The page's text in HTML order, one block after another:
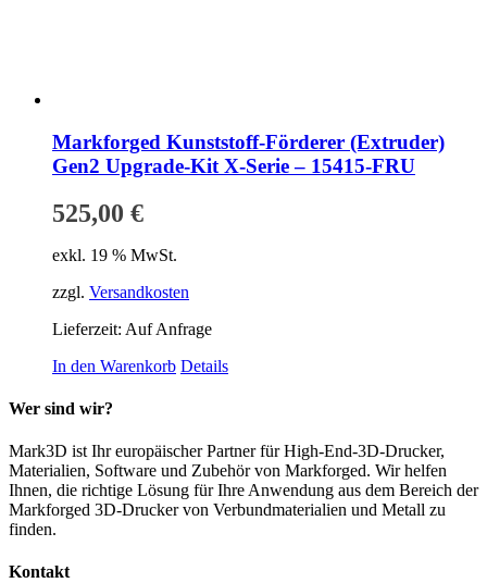
Markforged Kunststoff-Förderer (Extruder)
Gen2 Upgrade-Kit X-Serie – 15415-FRU
525,00 €
exkl. 19 % MwSt.
zzgl. Versandkosten
Lieferzeit: Auf Anfrage
In den Warenkorb Details
Wer sind wir?
Mark3D ist Ihr europäischer Partner für High-End-3D-Drucker,
Materialien, Software und Zubehör von Markforged. Wir helfen
Ihnen, die richtige Lösung für Ihre Anwendung aus dem Bereich der
Markforged 3D-Drucker von Verbundmaterialien und Metall zu
finden.
Kontakt